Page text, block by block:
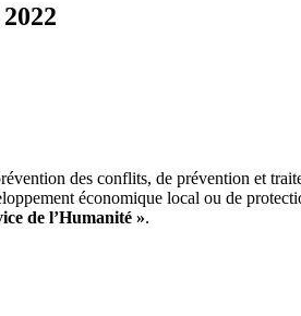
des conflits, de prévention et
économique local ou de
de l’Humanité ».